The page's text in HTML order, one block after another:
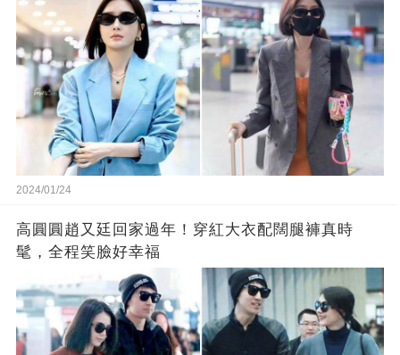
2024/01/24
高圓圓趙又廷回家過年！穿紅大衣配闊腿褲真時
髦，全程笑臉好幸福